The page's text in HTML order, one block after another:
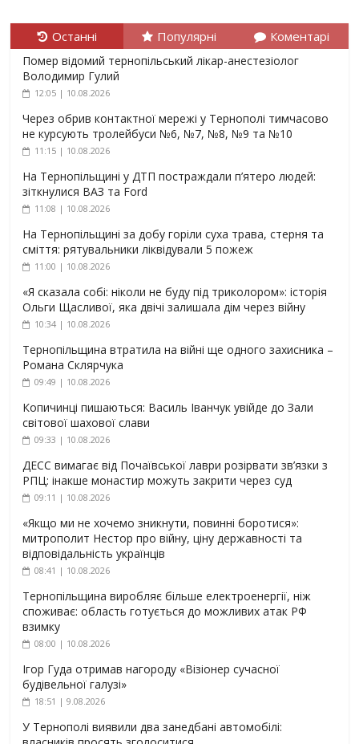
Останні Популярні Коментарі
Помер відомий тернопільський лікар-анестезіолог
Володимир Гулий
12:05 | 10.08.2026
Через обрив контактної мережі у Тернополі тимчасово
не курсують тролейбуси №6, №7, №8, №9 та №10
11:15 | 10.08.2026
На Тернопільщині у ДТП постраждали п’ятеро людей:
зіткнулися ВАЗ та Ford
11:08 | 10.08.2026
На Тернопільщині за добу горіли суха трава, стерня та
сміття: рятувальники ліквідували 5 пожеж
11:00 | 10.08.2026
«Я сказала собі: ніколи не буду під триколором»: історія
Ольги Щасливої, яка двічі залишала дім через війну
10:34 | 10.08.2026
Тернопільщина втратила на війні ще одного захисника –
Романа Склярчука
09:49 | 10.08.2026
Копичинці пишаються: Василь Іванчук увійде до Зали
світової шахової слави
09:33 | 10.08.2026
ДЕСС вимагає від Почаївської лаври розірвати зв’язки з
РПЦ: інакше монастир можуть закрити через суд
09:11 | 10.08.2026
«Якщо ми не хочемо зникнути, повинні боротися»:
митрополит Нестор про війну, ціну державності та
відповідальність українців
08:41 | 10.08.2026
Тернопільщина виробляє більше електроенергії, ніж
споживає: область готується до можливих атак РФ
взимку
08:00 | 10.08.2026
Ігор Гуда отримав нагороду «Візіонер сучасної
будівельної галузі»
18:51 | 9.08.2026
У Тернополі виявили два занедбані автомобілі: